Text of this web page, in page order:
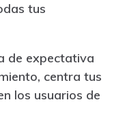
tus
de expectativa
centra tus
los usuarios de